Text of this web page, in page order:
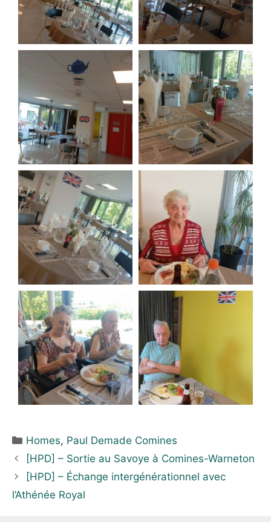
Homes, Paul Demade Comines
[HPD] – Sortie au Savoye à Comines-Warneton
[HPD] – Échange intergénérationnel avec
l’Athénée Royal